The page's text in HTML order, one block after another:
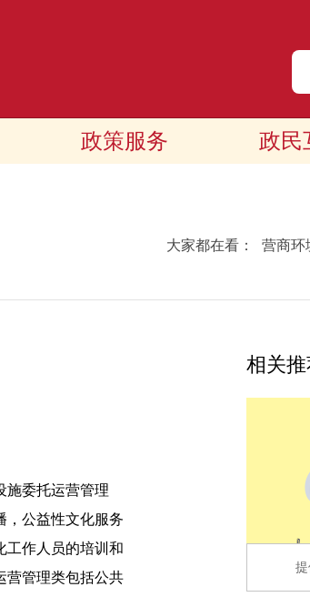
政策服务 政民
大家都在看： 营商环
委托运营管理
，公益性文化服务
工作人员的培训和
营管理类包括公共
相关
提供